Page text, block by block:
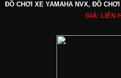
ĐỒ CHƠI XE YAMAHA NVX, ĐỒ
GIÁ: LIÊN